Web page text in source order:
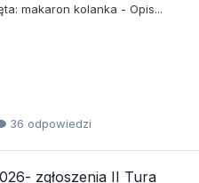
makaron kolanka - Opis...
36 odpowiedzi
zgłoszenia II Tura